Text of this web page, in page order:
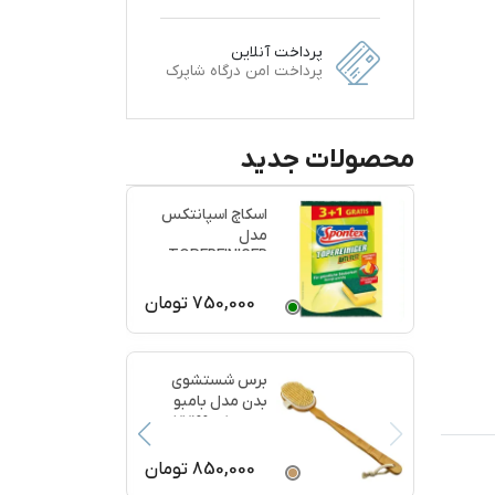
پرداخت آنلاین
پرداخت امن درگاه شاپرک
محصولات جدید
اسکاچ اسپانتکس
مدل
TOPFREINIGER
750,000 تومان
برس شستشوی
بدن مدل بامبو
ماساژ کد 77199
850,000 تومان